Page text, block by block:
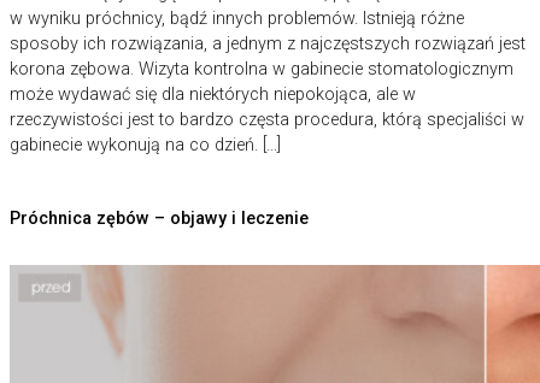
w wyniku próchnicy, bądź innych problemów. Istnieją różne
sposoby ich rozwiązania, a jednym z najczęstszych rozwiązań jest
korona zębowa. Wizyta kontrolna w gabinecie stomatologicznym
może wydawać się dla niektórych niepokojąca, ale w
rzeczywistości jest to bardzo częsta procedura, którą specjaliści w
gabinecie wykonują na co dzień. […]
Próchnica zębów – objawy i leczenie